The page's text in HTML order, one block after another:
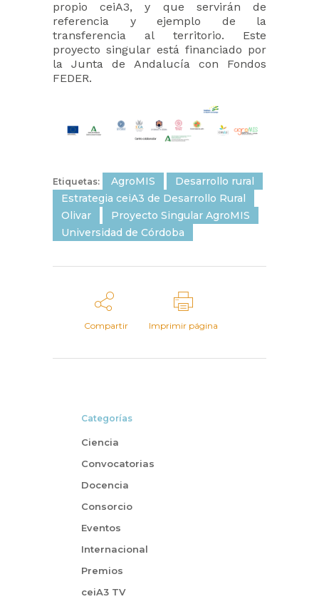
propio ceiA3, y que servirán de
referencia y ejemplo de la
transferencia al territorio. Este
proyecto singular está financiado por
la Junta de Andalucía con Fondos
FEDER.
Etiquetas: AgroMIS
Desarrollo rural
Estrategia ceiA3 de Desarrollo Rural
Olivar
Proyecto Singular AgroMIS
Universidad de Córdoba
Compartir Imprimir página
Categorías
Ciencia
Convocatorias
Docencia
Consorcio
Eventos
Internacional
Premios
ceiA3 TV